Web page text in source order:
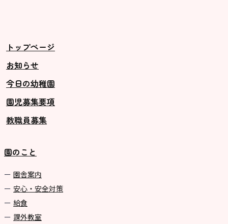
トップページ
お知らせ
今日の幼稚園
園児募集要項
教職員募集
園のこと
園舎案内
安心・安全対策
給食
課外教室